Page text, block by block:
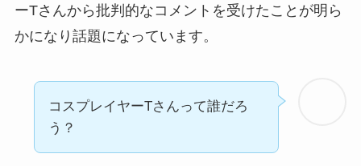
ーTさんから批判的なコメントを受けたことが明ら
かになり話題になっています。
コスプレイヤーTさんって誰だろ
う？